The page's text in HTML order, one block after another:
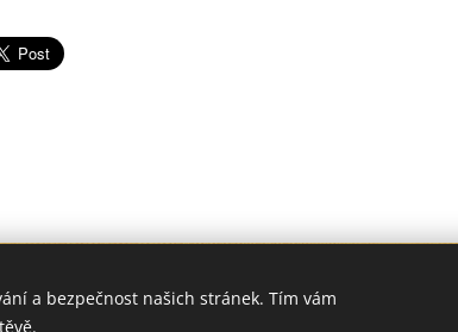
© 2016Základní škola Horní Lideč, okres Vsetín.
a bezpečnost našich stránek. Tím vám